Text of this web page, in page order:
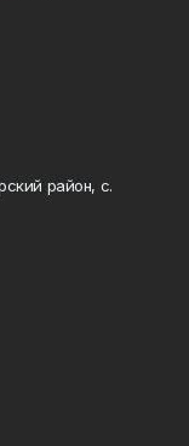
район, с.